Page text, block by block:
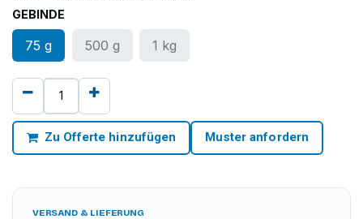
GEBINDE
75 g 500 g 1 kg
Zu Offerte hinzufügen Muster anfordern
VERSAND & LIEFERUNG